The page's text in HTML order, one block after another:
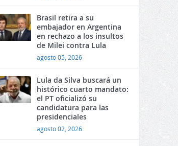
Brasil retira a su
embajador en Argentina
en rechazo a los insultos
de Milei contra Lula
agosto 05, 2026
Lula da Silva buscará un
histórico cuarto mandato:
el PT oficializó su
candidatura para las
presidenciales
agosto 02, 2026